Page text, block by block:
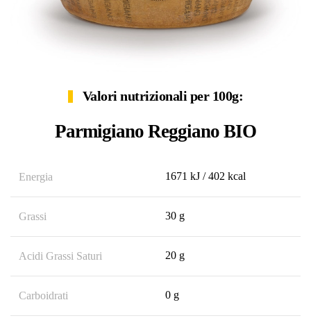
Valori nutrizionali per 100g:
Parmigiano Reggiano BIO
Energia 1671 kJ / 402 kcal
Grassi 30 g
Acidi Grassi Saturi 20 g
Carboidrati 0 g